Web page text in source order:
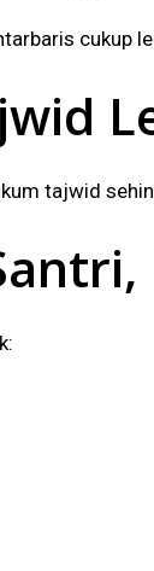
cukup
tajwid